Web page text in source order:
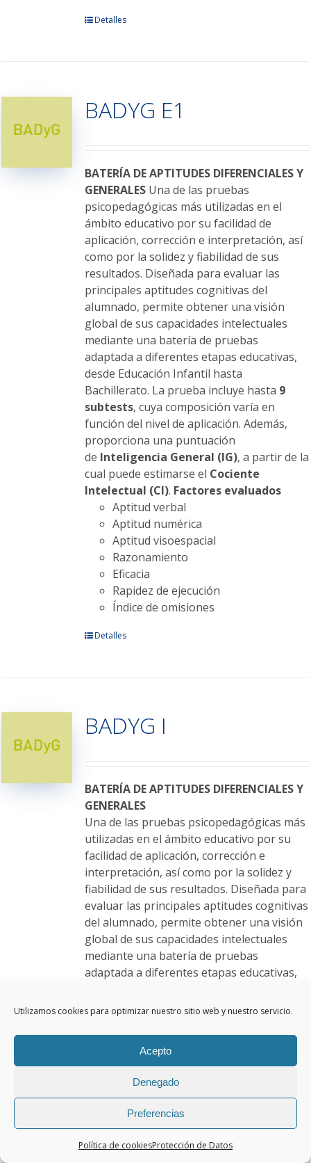
Utilizamos cookies para optimizar nuestro sitio web y nuestro servicio.
Acepto
Denegado
Preferencias
Política de cookiesProtección de Datos
Este
Las
opciones
elegir
en
la
página
de
producto
Detalles
BADYG E1
BATERÍA DE APTITUDES DIFERENCIALES Y
GENERALESUna de las pruebas
psicopedagógicas más utilizadas en el
ámbito educativo por su facilidad de
aplicación, corrección e interpretación, así
como por la solidez y fiabilidad de sus
resultados. Diseñada para evaluar las
principales aptitudes cognitivas del
alumnado, permite obtener una visión
global de sus capacidades intelectuales
mediante una batería de pruebas
adaptada a diferentes etapas educativas,
desde Educación Infantil hasta
Bachillerato. La prueba incluye hasta 9
subtests, cuya composición varía en
función del nivel de aplicación. Además,
proporciona una puntuación
de Inteligencia General (IG), a partir de la
cual puede estimarse el Cociente
Intelectual (CI). Factores evaluados
Aptitud verbal
Aptitud numérica
Aptitud visoespacial
Razonamiento
Eficacia
Rapidez de ejecución
Índice de omisiones
Este
Las
opciones
elegir
en
la
página
de
producto
Detalles
BADYG I
BATERÍA DE APTITUDES DIFERENCIALES Y
GENERALES
Una de las pruebas psicopedagógicas más
utilizadas en el ámbito educativo por su
facilidad de aplicación, corrección e
interpretación, así como por la solidez y
fiabilidad de sus resultados. Diseñada para
evaluar las principales aptitudes cognitivas
del alumnado, permite obtener una visión
global de sus capacidades intelectuales
mediante una batería de pruebas
adaptada a diferentes etapas educativas,
Bachillerato. La prueba incluye hasta9
función del nivel de aplicación. Además,
proporciona una puntuación de
cual puede estimarse el
Intelectual (CI)
.Factores evaluados
Aptitud numérica